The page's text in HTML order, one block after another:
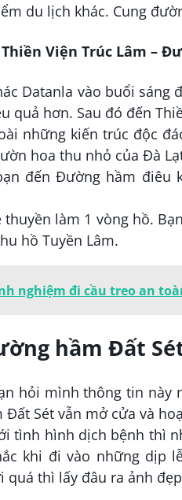
du lịch khác. Cung
Viện Trúc Lâm –
Datanla vào buổi sáng
quả hơn. Sau đó đến
những kiến trúc độc
hoa thu nhỏ của Đà
đến Đường hầm điêu
thuyền làm 1 vòng hồ.
hồ Tuyền Lâm.
nghiệm đi cầu treo an
hầm Đất
hỏi mình thông tin
Sét vẫn mở cửa và
tình hình dịch bệnh thì
khi đi vào những dịp
quá thì lấy đâu ra ảnh